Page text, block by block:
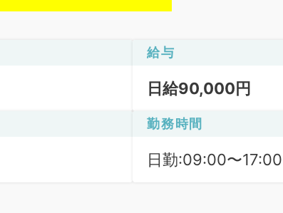
給与
日給90,000円
勤務時間
日勤:09:00〜17:00